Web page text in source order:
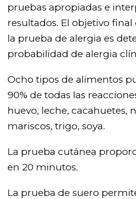
pruebas apropiadas e
resultados. El objetivo
la prueba de alergia es
probabilidad de alergia
Ocho tipos de alimentos
90% de todas las
huevo, leche, cacahuetes,
mariscos, trigo, soya.
La prueba cutánea
en 20 minutos.
La prueba de suero